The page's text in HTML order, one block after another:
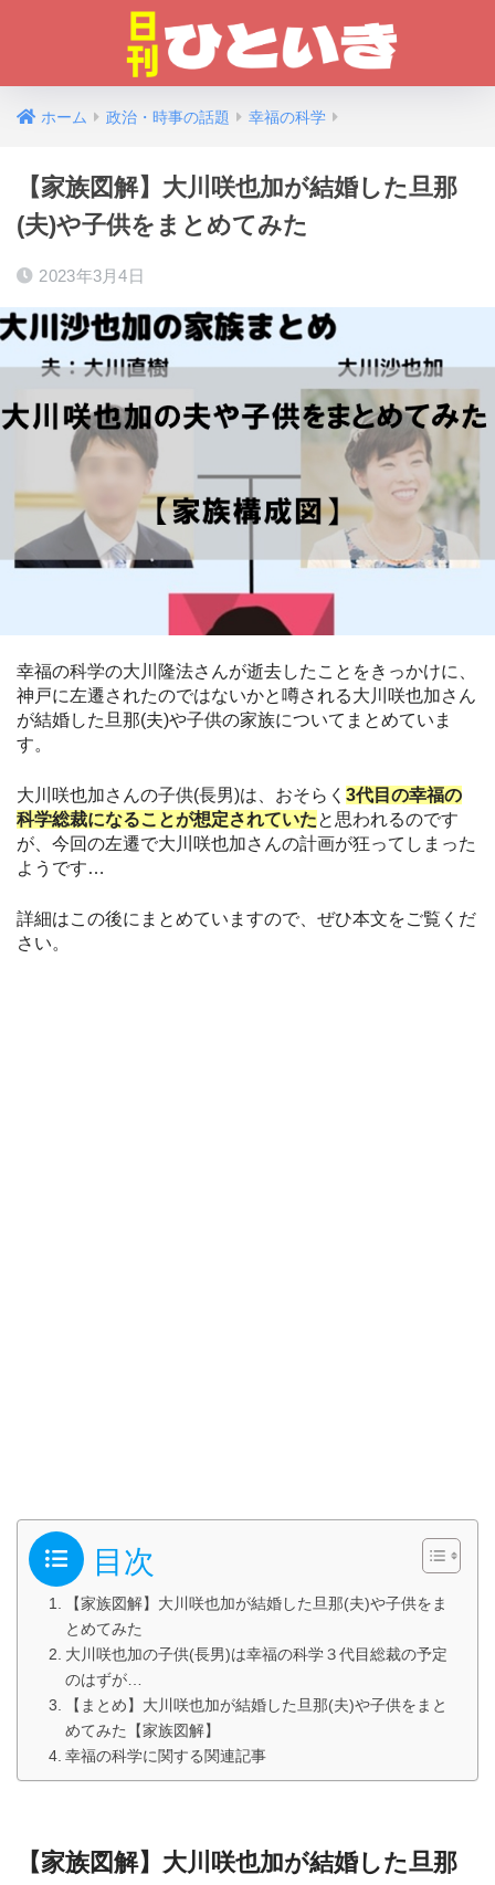
ホーム 政治・時事の話題 幸福の科学
【家族図解】大川咲也加が結婚した旦那
(夫)や子供をまとめてみた
2023年3月4日
幸福の科学の大川隆法さんが逝去したことをきっかけに、
神戸に左遷されたのではないかと噂される大川咲也加さん
が結婚した旦那(夫)や子供の家族についてまとめていま
す。
大川咲也加さんの子供(長男)は、おそらく 3代目の幸福の
科学総裁になることが想定されていたと思われるのです
が、今回の左遷で大川咲也加さんの計画が狂ってしまった
ようです…
詳細はこの後にまとめていますので、ぜひ本文をご覧くだ
さい。
目次
【家族図解】大川咲也加が結婚した旦那(夫)や子供をま
とめてみた
大川咲也加の子供(長男)は幸福の科学３代目総裁の予定
のはずが…
【まとめ】大川咲也加が結婚した旦那(夫)や子供をまと
めてみた【家族図解】
幸福の科学に関する関連記事
【家族図解】大川咲也加が結婚した旦那